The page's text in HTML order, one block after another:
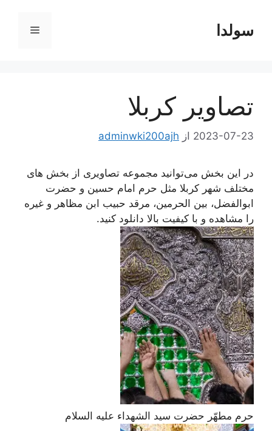
محتواسولدا فهرست
تصاویر کربلا
2023-07-23 از adminwki200ajh
در این بخش می‌توانید مجموعه تصاویری از بخش های
مختلف شهر کربلا مثل حرم امام حسین و حضرت
ابوالفضل، بین الحرمین، مرقد حبیب ابن مظاهر و غیره
را مشاهده و با کیفیت بالا دانلود کنید.
حرم مطهّر حضرت سید الشهداء علیه السلام